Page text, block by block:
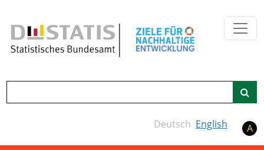
Deutsch English A